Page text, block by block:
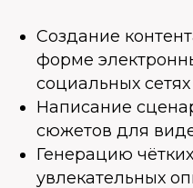
Создание
форме
социальных
Написание
сюжетов для
Генерацию
увлекательных